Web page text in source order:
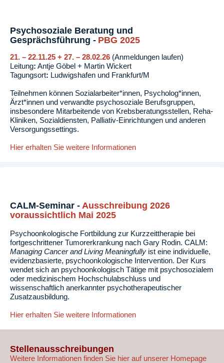
Psychosoziale Beratung und
Gesprächsführung - PBG 2025
21. – 22.11.25 + 27. – 28.02.26 (Anmeldungen laufen)
Leitung: Antje Göbel + Martin Wickert
Tagungsort: Ludwigshafen und Frankfurt/M
Teilnehmen können Sozialarbeiter*innen, Psycholog*innen,
Ärzt*innen und verwandte psychosoziale Berufsgruppen,
insbesondere Mitarbeitende von Krebsberatungsstellen, Reha-
Kliniken, Sozialdiensten, Palliativ-Einrichtungen und anderen
Versorgungssettings.
Hier erhalten Sie weitere Informationen
CALM-Seminar - Ausschreibung 2026
voraussichtlich Mai 2025
Psychoonkologische Fortbildung zur Kurzzeittherapie bei
fortgeschrittener Tumorerkrankung nach Gary Rodin. CALM:
Managing Cancer and Living Meaningfully ist eine individuelle,
evidenzbasierte, psychoonkologische Intervention. Der Kurs
wendet sich an psychoonkologisch Tätige mit psychosozialem
oder medizinischem Hochschulabschluss und
wissenschaftlich anerkannter psychotherapeutischer
Zusatzausbildung.
Hier erhalten Sie weitere Informationen
Stellenausschreibungen
Weitere Informationen finden Sie hier auf unserer Homepage